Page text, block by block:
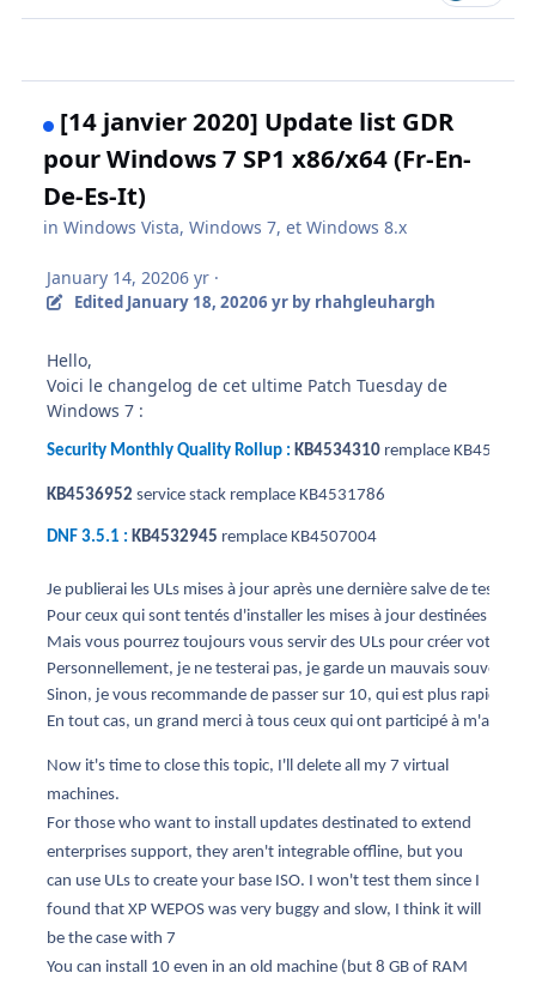
[14 janvier 2020] Update list GDR
pour Windows 7 SP1 x86/x64 (Fr-En-
De-Es-It)
inWindows Vista, Windows 7, et Windows 8.x
January 14, 20206 yr ·
Edited January 18, 20206 yrby rhahgleuhargh
Hello,
Voici le changelog de cet ultime Patch Tuesday de
Windows 7 :
Security Monthly Quality Rollup : KB4534310 remplace
KB4536952 service stack remplace KB4531786
DNF 3.5.1 : KB4532945 remplace KB4507004
Je publierai les ULs mises à jour après une dernière salve de tests,
Pour ceux qui sont tentés d'installer les mises à jour destinées aux
Mais vous pourrez toujours vous servir des ULs pour créer votre
Personnellement, je ne testerai pas, je garde un mauvais souvenir
Sinon, je vous recommande de passer sur 10, qui est plus rapide
En tout cas, un grand merci à tous ceux qui ont participé à m'aider
Now it's time to close this topic, I'll delete all my 7 virtual
machines.
For those who want to install updates destinated to extend
enterprises support, they aren't integrable offline, but you
can use ULs to create your base ISO. I won't test them since I
found that XP WEPOS was very buggy and slow, I think it will
be the case with 7
You can install 10 even in an old machine (but 8 GB of RAM